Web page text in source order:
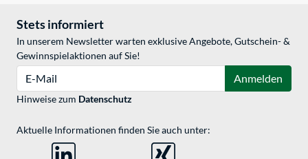
Stets informiert
In unserem Newsletter warten exklusive Angebote, Gutschein- &
Gewinnspielaktionen auf Sie!
Anmelden
Hinweise zum Datenschutz
Aktuelle Informationen finden Sie auch unter: